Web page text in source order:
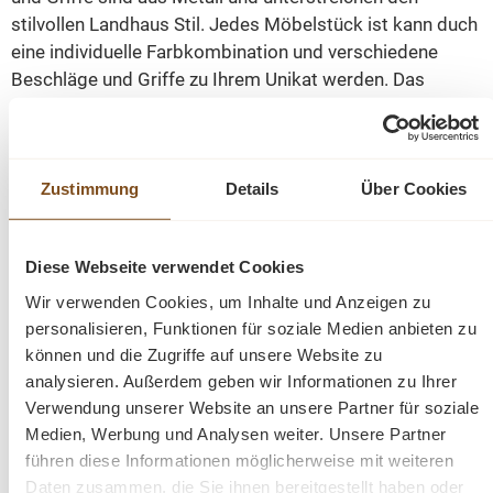
Zustimmung Details Über Cookies
Diese Webseite verwendet Cookies
Wir verwenden Cookies, um Inhalte und Anzeigen zu
personalisieren, Funktionen für soziale Medien anbieten zu
können und die Zugriffe auf unsere Website zu
analysieren. Außerdem geben wir Informationen zu Ihrer
Verwendung unserer Website an unsere Partner für soziale
Medien, Werbung und Analysen weiter. Unsere Partner
führen diese Informationen möglicherweise mit weiteren
Daten zusammen, die Sie ihnen bereitgestellt haben oder
stilvollen Landhaus Stil. Jedes Möbelstück ist kann duch
eine individuelle Farbkombination und verschiedene
Beschläge und Griffe zu Ihrem Unikat werden. Das
erstrahlen lassen, sondern durch seine Langlebigkeit und
die hervorragende Qualität und das beeindruckende
Design danken!
Massivholz Möbel
Landhausstil
100% Kieferholz
Einlegeböden verstellbar
mehrteilig zerlegbar
teilmontiert
Oberflächen und Farben sind frei wählbar. 36 Farben